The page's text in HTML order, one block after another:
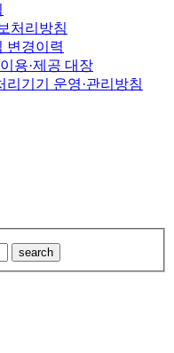
처리방침
변경이력
용·제공 대장
리기기 운영·관리방침
search